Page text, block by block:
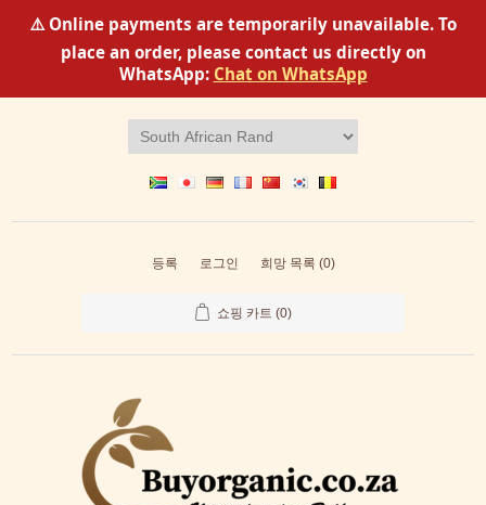
⚠️ Online payments are temporarily unavailable. To
place an order, please contact us directly on
WhatsApp: Chat on WhatsApp
등록 로그인 희망 목록 (0)
쇼핑 카트 (0)